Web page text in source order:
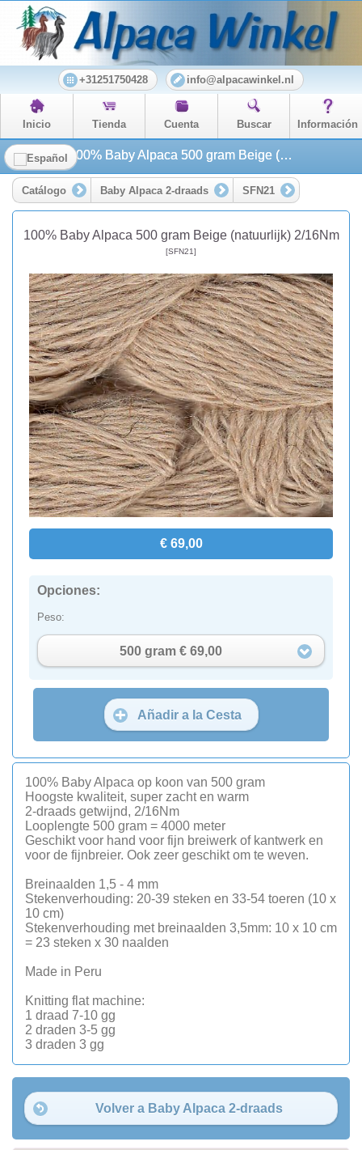
+31251750428 info@alpacawinkel.nl
Inicio Tienda Cuenta Buscar Información
100% Baby Alpaca 500 gram Beige (natuurlijk) 2/16Nm
Catálogo Baby Alpaca 2-draads SFN21
100% Baby Alpaca 500 gram Beige (natuurlijk) 2/16Nm
[SFN21]
€ 69,00
Opciones:
Peso:
500 gram € 69,00
Añadir a la Cesta
100% Baby Alpaca op koon van 500 gram
Hoogste kwaliteit, super zacht en warm
2-draads getwijnd, 2/16Nm
Looplengte 500 gram = 4000 meter
Geschikt voor hand voor fijn breiwerk of kantwerk en
voor de fijnbreier. Ook zeer geschikt om te weven.
Breinaalden 1,5 - 4 mm
Stekenverhouding: 20-39 steken en 33-54 toeren (10 x
10 cm)
Stekenverhouding met breinaalden 3,5mm: 10 x 10 cm
= 23 steken x 30 naalden
Made in Peru
Knitting flat machine:
1 draad 7-10 gg
2 draden 3-5 gg
3 draden 3 gg
Volver a Baby Alpaca 2-draads